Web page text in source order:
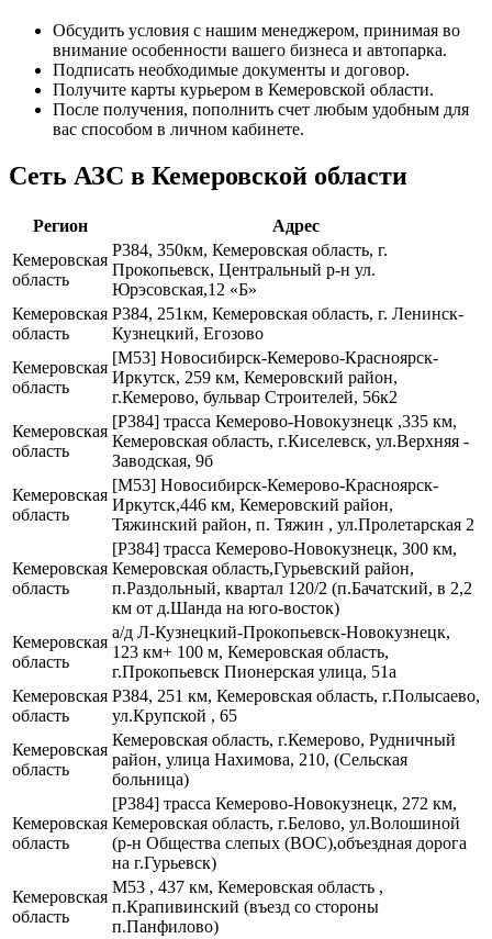
Обсудить условия с нашим менеджером, принимая во
внимание особенности вашего бизнеса и автопарка.
Подписать необходимые документы и договор.
Получите карты курьером в Кемеровской области.
После получения, пополнить счет любым удобным для
вас способом в личном кабинете.
Сеть АЗС в Кемеровской области
Регион
Адрес
Кемеровская
область
Р384, 350км, Кемеровская область, г.
Прокопьевск, Центральный р-н ул.
Юрэсовская,12 «Б»
Кемеровская
область
Р384, 251км, Кемеровская область, г. Ленинск-
Кузнецкий, Егозово
Кемеровская
область
[М53] Новосибирск-Кемерово-Красноярск-
Иркутск, 259 км, Кемеровский район,
г.Кемерово, бульвар Строителей, 56к2
Кемеровская
область
[Р384] трасса Кемерово-Новокузнецк ,335 км,
Кемеровская область, г.Киселевск, ул.Верхняя -
Заводская, 9б
Кемеровская
область
[М53] Новосибирск-Кемерово-Красноярск-
Иркутск,446 км, Кемеровский район,
Тяжинский район, п. Тяжин , ул.Пролетарская 2
Кемеровская
область
[Р384] трасса Кемерово-Новокузнецк, 300 км,
Кемеровская область,Гурьевский район,
п.Раздольный, квартал 120/2 (п.Бачатский, в 2,2
км от д.Шанда на юго-восток)
Кемеровская
область
а/д Л-Кузнецкий-Прокопьевск-Новокузнецк,
123 км+ 100 м, Кемеровская область,
г.Прокопьевск Пионерская улица, 51а
Кемеровская
область
Р384, 251 км, Кемеровская область, г.Полысаево,
ул.Крупской , 65
Кемеровская
область
Кемеровская область, г.Кемерово, Рудничный
район, улица Нахимова, 210, (Сельская
больница)
Кемеровская
область
[Р384] трасса Кемерово-Новокузнецк, 272 км,
Кемеровская область, г.Белово, ул.Волошиной
(р-н Общества слепых (ВОС),объездная дорога
на г.Гурьевск)
Кемеровская
область
М53 , 437 км, Кемеровская область ,
п.Крапивинский (въезд со стороны
п.Панфилово)